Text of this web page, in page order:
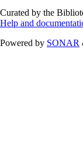
Curated by the
Help and
Powered by SONAR